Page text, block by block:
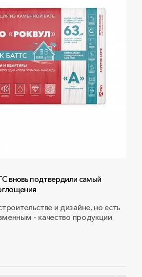
вновь подтвердили самый
и дизайне, но есть
– качество продукции